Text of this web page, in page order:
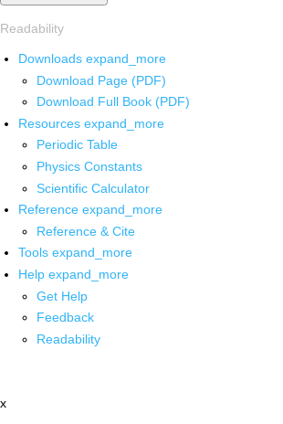
Readability
Downloads expand_more
Download Page (PDF)
Download Full Book (PDF)
Resources expand_more
Periodic Table
Physics Constants
Scientific Calculator
Reference expand_more
Reference & Cite
Tools expand_more
Help expand_more
Get Help
Feedback
Readability
x